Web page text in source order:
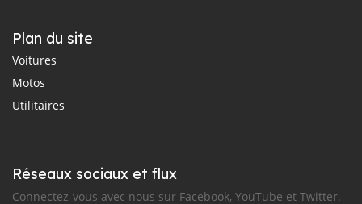
Plan du site
Voitures
Motos
Utilitaires
Réseaux sociaux et flux
Connectez-vous avec nous sur Facebook, YouTube et Twitter.